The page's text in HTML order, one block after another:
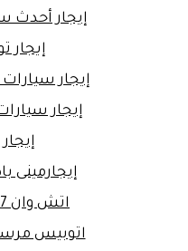
إيجار أحدث
إيجار
إيجار
إيجار
اتش وان 7 راكب للعائلات
اتوبيس مرسيدس